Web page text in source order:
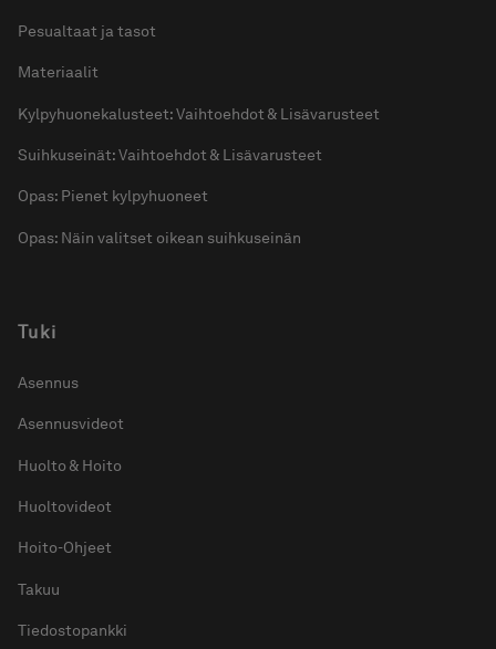
Pesualtaat ja tasot
Materiaalit
Kylpyhuonekalusteet: Vaihtoehdot & Lisävarusteet
Suihkuseinät: Vaihtoehdot & Lisävarusteet
Opas: Pienet kylpyhuoneet
Opas: Näin valitset oikean suihkuseinän
Tuki
Asennus
Asennusvideot
Huolto & Hoito
Huoltovideot
Hoito-Ohjeet
Takuu
Tiedostopankki